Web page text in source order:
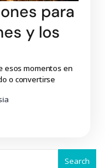
para
y los
esos momentos en
o convertirse
Search